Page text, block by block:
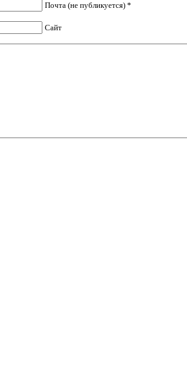
Почта (не публикуется) *
Сайт